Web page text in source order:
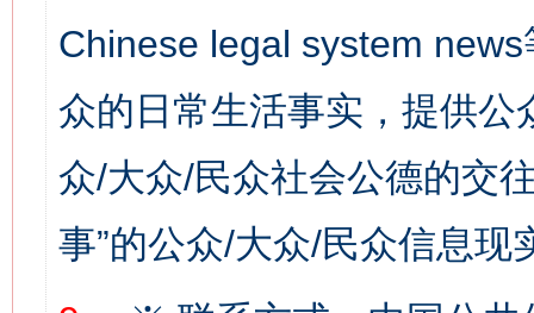
Chinese legal system
众的日常生活事实，提供
众/大众/民众社会公德的交
事”的公众/大众/民众信息现
网上购药对药下症？